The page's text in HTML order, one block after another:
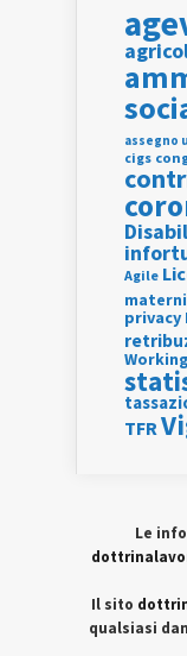
assegno
cigs
Agile
privacy
Working
TFR
Le
Il sito
qualsiasi